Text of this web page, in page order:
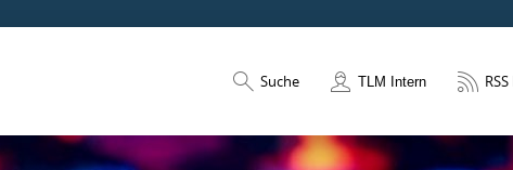
Suche TLM Intern